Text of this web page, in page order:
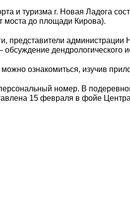
и туризма г. Новая Ладога
моста до площади Кирова).
представители
дендрологического
ознакомиться, изучив
номер. В
15 февраля в фойе